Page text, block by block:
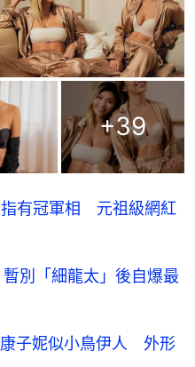
+39
指有冠軍相 元祖級網紅
別「細龍太」後自爆最
子妮似小鳥伊人 外形